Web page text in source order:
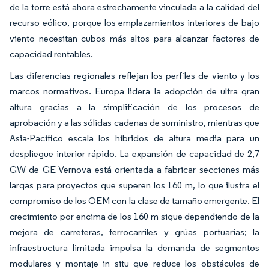
de la torre está ahora estrechamente vinculada a la calidad del
recurso eólico, porque los emplazamientos interiores de bajo
viento necesitan cubos más altos para alcanzar factores de
capacidad rentables.
Las diferencias regionales reflejan los perfiles de viento y los
marcos normativos. Europa lidera la adopción de ultra gran
altura gracias a la simplificación de los procesos de
aprobación y a las sólidas cadenas de suministro, mientras que
Asia-Pacífico escala los híbridos de altura media para un
despliegue interior rápido. La expansión de capacidad de 2,7
GW de GE Vernova está orientada a fabricar secciones más
largas para proyectos que superen los 160 m, lo que ilustra el
compromiso de los OEM con la clase de tamaño emergente. El
crecimiento por encima de los 160 m sigue dependiendo de la
mejora de carreteras, ferrocarriles y grúas portuarias; la
infraestructura limitada impulsa la demanda de segmentos
modulares y montaje in situ que reduce los obstáculos de